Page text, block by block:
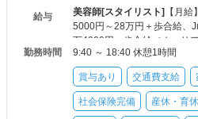
給与 美容師[スタイリスト]
【月
5000円～28万円＋歩合給、
万4000円＋歩合給／★エリ
5000円、Jrスタイリスト21万
美容師[アシスタント(中途)]
～22万4000円＋歩合給／★
0円＋歩合給
美容師[スタイリスト]【時給
勤務時間 9:40 ～ 18:40 休憩1時間
賞与あり 交通費支給
社会保険完備 産休・育